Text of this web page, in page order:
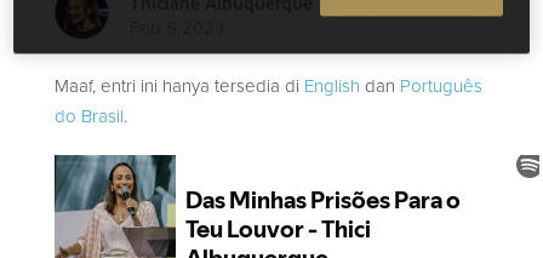
Maaf, entri ini hanya tersedia di English dan Português
do Brasil.